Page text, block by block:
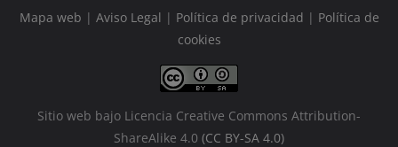
Mapa web | Aviso Legal | Política de privacidad | Política de
cookies
Sitio web bajo Licencia Creative Commons Attribution-
ShareAlike 4.0 (CC BY-SA 4.0)